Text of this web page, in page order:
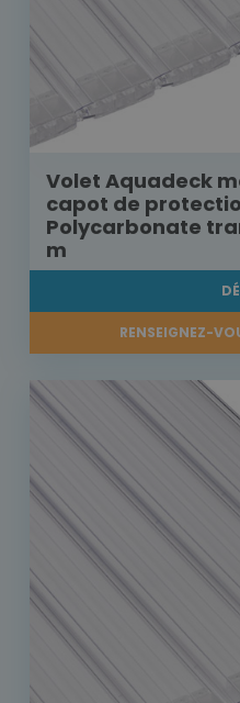
Volet Aquadeck
capot de
Polycarbonate
m
RENSEIGNEZ-